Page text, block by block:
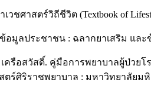
เวชศาสตร์วิถีชีวิต (Textbook of
มูลประชาชน : ฉลากยาเสริม และ
รือสวัสดิ์. คู่มือการพยาบาลผู้ป่วย
ร์ศิริราชพยาบาล : มหาวิทยาลัยมหิ